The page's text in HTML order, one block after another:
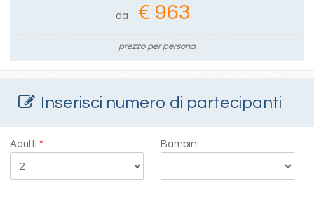
da € 963
prezzo per persona
Inserisci numero di partecipanti
Adulti* Bambini